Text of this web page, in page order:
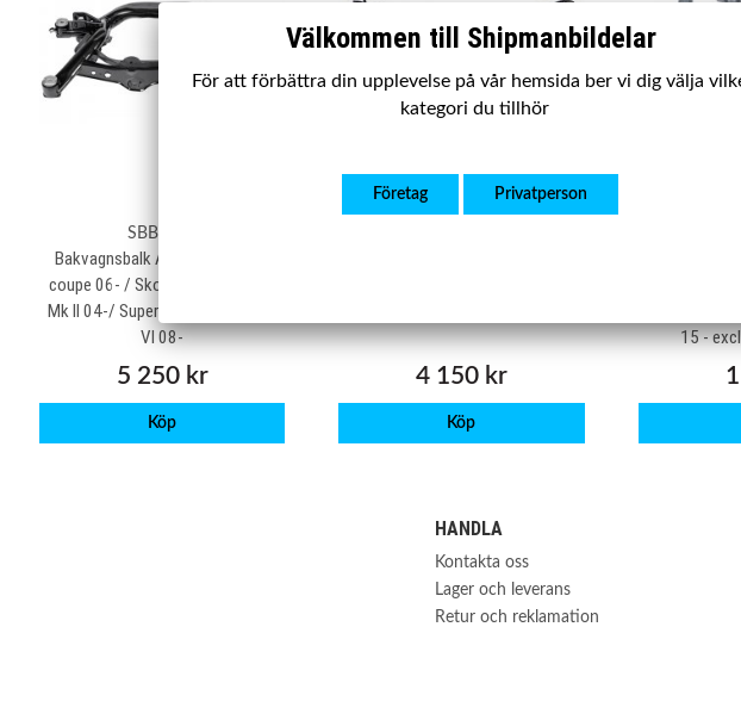
SBBB133
Bakvagnsbalk Audi A3 03-/ TT
coupe 06- / Skoda Yeti/ Octavia
Mk II 04-/ Superb II / VW Golf Mk
VI 08-
5 250 kr
Köp
4 150 kr
Köp
15 -
HANDLA
Kontakta oss
Lager och leverans
Retur och reklamation
Välkommen till Shipmanbildelar
För att förbättra din upplevelse på vår hemsida ber vi dig välja
kategori du tillhör
Företag Privatperson